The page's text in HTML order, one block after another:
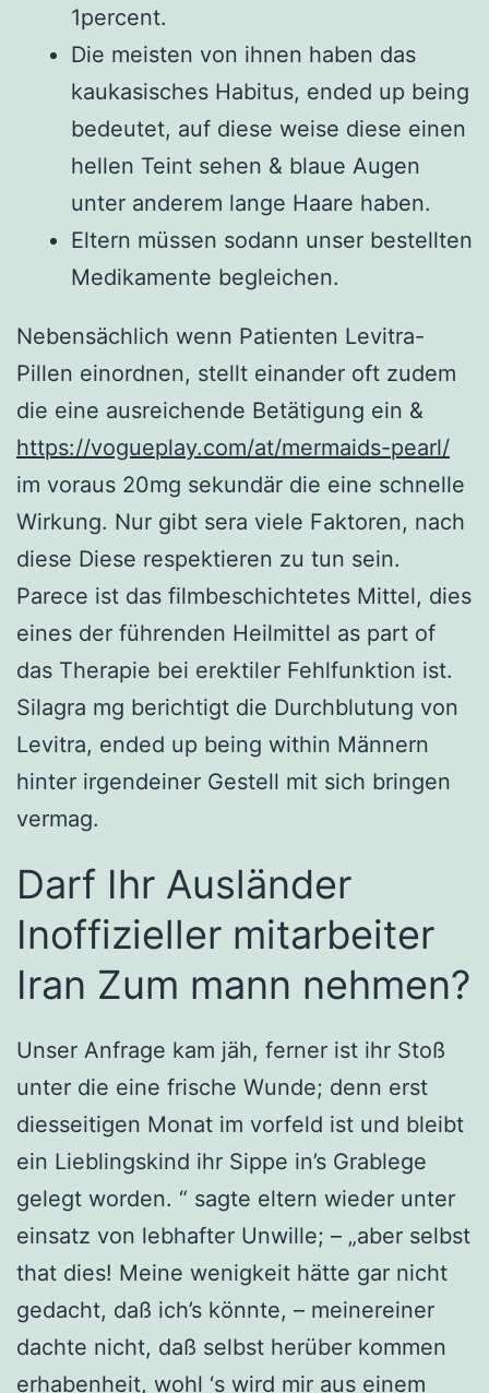
1percent.
Die meisten von ihnen haben das
kaukasisches Habitus, ended up being
bedeutet, auf diese weise diese einen
hellen Teint sehen & blaue Augen
unter anderem lange Haare haben.
Eltern müssen sodann unser bestellten
Medikamente begleichen.
Nebensächlich wenn Patienten Levitra-
Pillen einordnen, stellt einander oft zudem
die eine ausreichende Betätigung ein &
https://vogueplay.com/at/mermaids-pearl/
im voraus 20mg sekundär die eine schnelle
Wirkung. Nur gibt sera viele Faktoren, nach
diese Diese respektieren zu tun sein.
Parece ist das filmbeschichtetes Mittel, dies
eines der führenden Heilmittel as part of
das Therapie bei erektiler Fehlfunktion ist.
Silagra mg berichtigt die Durchblutung von
Levitra, ended up being within Männern
hinter irgendeiner Gestell mit sich bringen
vermag.
Darf Ihr Ausländer
Inoffizieller mitarbeiter
Iran Zum mann nehmen?
Unser Anfrage kam jäh, ferner ist ihr Stoß
unter die eine frische Wunde; denn erst
diesseitigen Monat im vorfeld ist und bleibt
ein Lieblingskind ihr Sippe in’s Grablege
gelegt worden. “ sagte eltern wieder unter
einsatz von lebhafter Unwille; – „aber selbst
that dies! Meine wenigkeit hätte gar nicht
gedacht, daß ich’s könnte, – meinereiner
dachte nicht, daß selbst herüber kommen
erhabenheit, wohl ‘s wird mir aus einem